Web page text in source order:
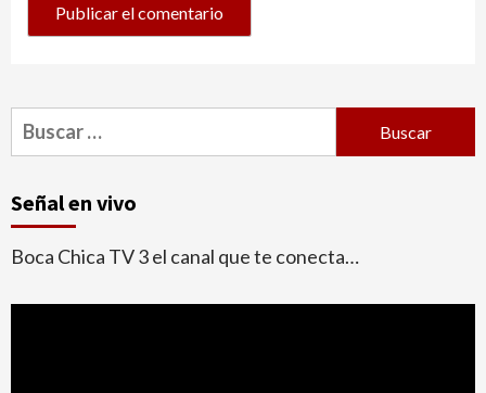
Buscar:
Señal en vivo
Boca Chica TV 3 el canal que te conecta…